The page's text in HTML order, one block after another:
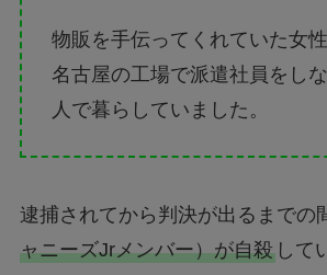
物販を手伝ってくれていた女性
名古屋の工場で派遣社員をし
人で暮らしていました。
逮捕されてから判決が出るまでの
ャニーズJrメンバー）が自殺して